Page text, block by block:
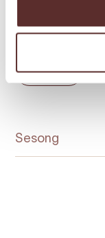
inntrykk kor
smakar
Last meir
Sesong